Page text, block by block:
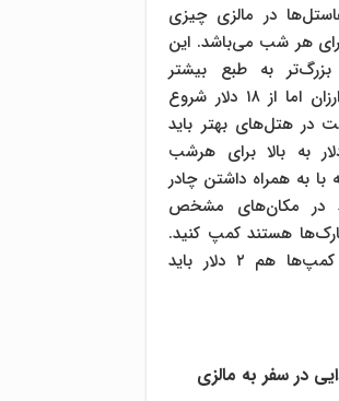
در مالزی چیزی
۱۲ دلار برای هر شب می‌باشد. این
به طبع بیشتر
می‌شود. هتل‌های ارزان اما از ۱۸ دلار شروع
در هتل‌های بهتر باید
حدود ۵۰ دلار به بالا برای هرشب
با به همراه داشتن چادر
در مکان‌های مشخص
هستند کمپ کنید.
برای ورود به این کمپ‌ها هم ۲ دلار باید
در سفر به مالزی